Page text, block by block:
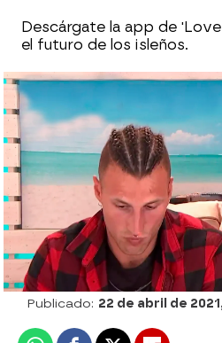
Descárgate la app de
el futuro de los isleños.
Descárgate aquí la
Island
neox
Publicado: 22 de abril de